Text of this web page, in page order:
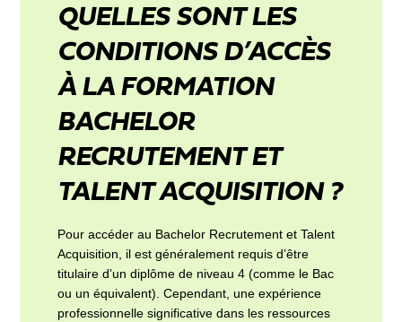
QUELLES SONT LES
CONDITIONS D’ACCÈS
À LA FORMATION
BACHELOR
RECRUTEMENT ET
TALENT ACQUISITION ?
Pour accéder au Bachelor Recrutement et Talent
Acquisition, il est généralement requis d’être
titulaire d’un diplôme de niveau 4 (comme le Bac
ou un équivalent). Cependant, une expérience
professionnelle significative dans les ressources